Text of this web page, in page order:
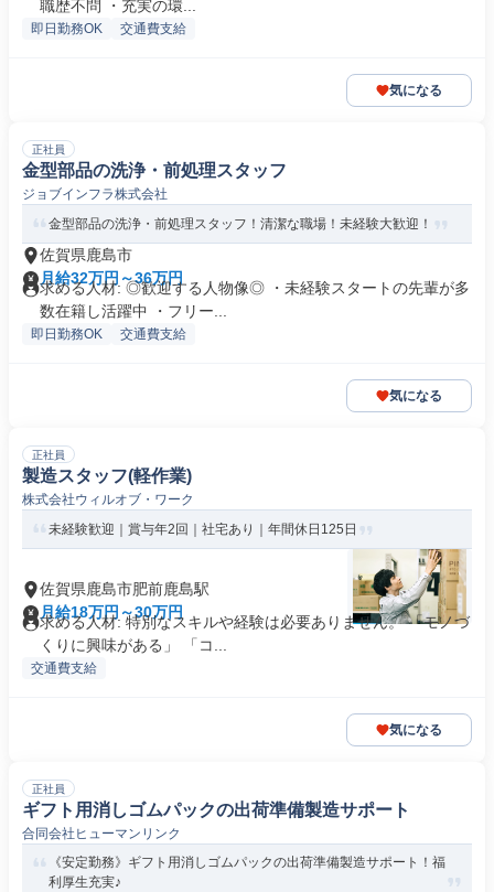
職歴不問 ・充実の環...
即日勤務OK 交通費支給
気になる
正社員
金型部品の洗浄・前処理スタッフ
ジョブインフラ株式会社
金型部品の洗浄・前処理スタッフ！清潔な職場！未経験大歓迎！
佐賀県鹿島市
月給32万円～36万円
求める人材: ◎歓迎する人物像◎ ・未経験スタートの先輩が多
数在籍し活躍中 ・フリー...
即日勤務OK 交通費支給
気になる
正社員
製造スタッフ(軽作業)
株式会社ウィルオブ・ワーク
未経験歓迎｜賞与年2回｜社宅あり｜年間休日125日
佐賀県鹿島市肥前鹿島駅
月給18万円～30万円
求める人材: 特別なスキルや経験は必要ありません。 「モノづ
くりに興味がある」 「コ...
交通費支給
気になる
正社員
ギフト用消しゴムパックの出荷準備製造サポート
合同会社ヒューマンリンク
《安定勤務》ギフト用消しゴムパックの出荷準備製造サポート！福
利厚生充実♪